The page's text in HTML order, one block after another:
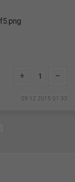
09.12.2015 01:33
+ 1 –